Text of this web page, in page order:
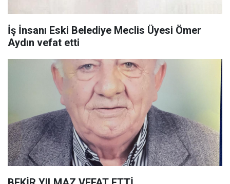
İş İnsanı Eski Belediye Meclis Üyesi Ömer
Aydın vefat etti